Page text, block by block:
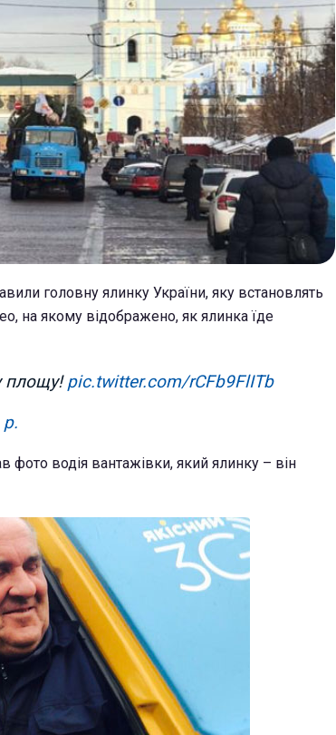
головну ялинку України, яку встановлять
на якому відображено, як ялинка їде
площу!pic.twitter.com/rCFb9FlITb
фото водія вантажівки, який ялинку – він